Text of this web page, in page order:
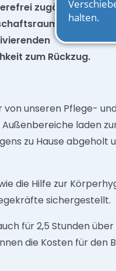
zugänglich. Die
mit
zum Rückzug.
von unseren Pflege-
laden
zu Hause abgeholt
die Hilfe zur
sichergestellt.
für 2,5 Stunden über
die Kosten für den